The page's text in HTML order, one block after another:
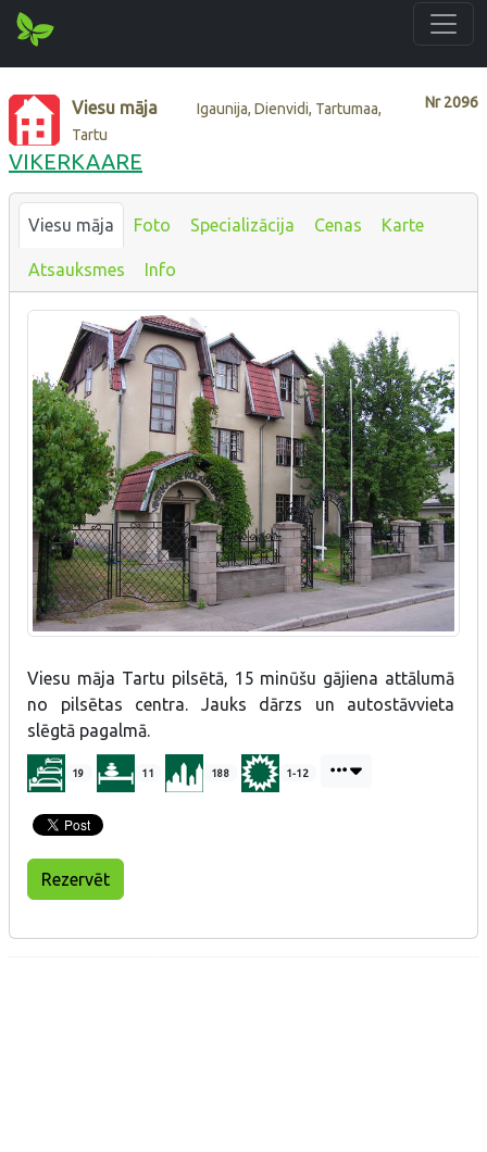
Nr2096
Viesu māja
Igaunija, Dienvidi, Tartumaa,
Tartu
VIKERKAARE
Viesu māja Foto Specializācija Cenas Karte
Atsauksmes Info
Viesu māja Tartu pilsētā, 15 minūšu gājiena attālumā
no pilsētas centra. Jauks dārzs un autostāvvieta
slēgtā pagalmā.
19 11 188 1-12
Rezervēt